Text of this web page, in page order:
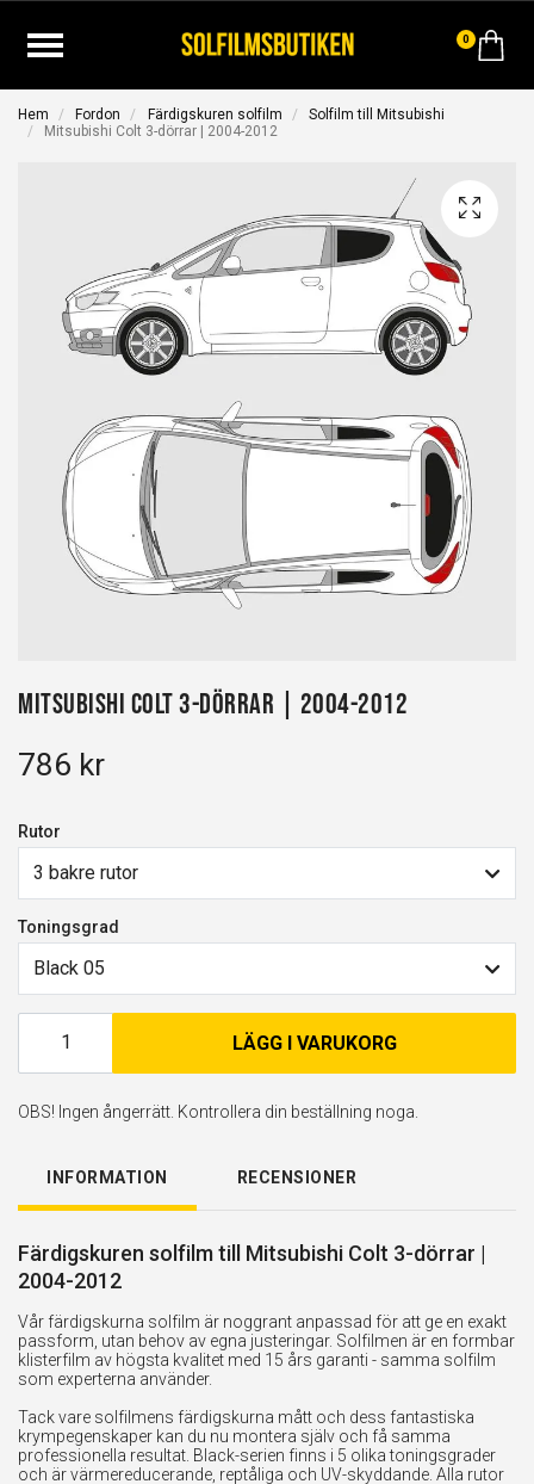
0
Hem Fordon Färdigskuren solfilm
Solfilm till Mitsubishi
Mitsubishi Colt 3-dörrar | 2004-2012
Mitsubishi Colt 3-dörrar | 2004-2012
786 kr
Rutor
3 bakre rutor
Toningsgrad
Black 05
LÄGG I VARUKORG
OBS! Ingen ångerrätt. Kontrollera din beställning noga.
INFORMATION RECENSIONER
Färdigskuren solfilm till Mitsubishi Colt 3-dörrar |
2004-2012
Vår färdigskurna solfilm är noggrant anpassad för att ge en exakt
passform, utan behov av egna justeringar. Solfilmen är en formbar
klisterfilm av högsta kvalitet med 15 års garanti - samma solfilm
som experterna använder.
Tack vare solfilmens färdigskurna mått och dess fantastiska
krympegenskaper kan du nu montera själv och få samma
professionella resultat. Black-serien finns i 5 olika toningsgrader
och är värmereducerande, reptåliga och UV-skyddande. Alla rutor